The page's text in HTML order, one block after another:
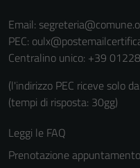
Email:
PEC:
Centralino unico: +39
(l'indirizzo PEC riceve solo
(tempi di risposta: 30gg)
Leggi le FAQ
Prenotazione appuntamento